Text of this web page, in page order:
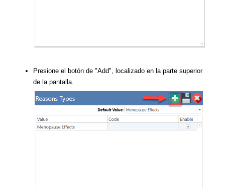
Presione el botón de "Add", localizado en la parte superior
de la pantalla.